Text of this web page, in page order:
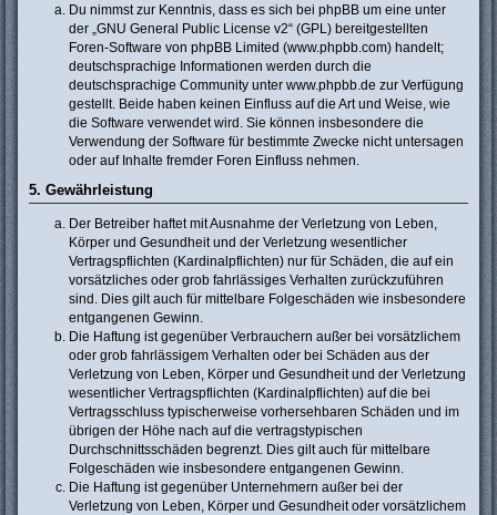
Du nimmst zur Kenntnis, dass es sich bei phpBB um eine unter
der „ GNU General Public License v2“ (GPL) bereitgestellten
Foren-Software von phpBB Limited (www.phpbb.com) handelt;
deutschsprachige Informationen werden durch die
deutschsprachige Community unter www.phpbb.de zur Verfügung
gestellt. Beide haben keinen Einfluss auf die Art und Weise, wie
die Software verwendet wird. Sie können insbesondere die
Verwendung der Software für bestimmte Zwecke nicht untersagen
oder auf Inhalte fremder Foren Einfluss nehmen.
5. Gewährleistung
Der Betreiber haftet mit Ausnahme der Verletzung von Leben,
Körper und Gesundheit und der Verletzung wesentlicher
Vertragspflichten (Kardinalpflichten) nur für Schäden, die auf ein
vorsätzliches oder grob fahrlässiges Verhalten zurückzuführen
sind. Dies gilt auch für mittelbare Folgeschäden wie insbesondere
entgangenen Gewinn.
Die Haftung ist gegenüber Verbrauchern außer bei vorsätzlichem
oder grob fahrlässigem Verhalten oder bei Schäden aus der
Verletzung von Leben, Körper und Gesundheit und der Verletzung
wesentlicher Vertragspflichten (Kardinalpflichten) auf die bei
Vertragsschluss typischerweise vorhersehbaren Schäden und im
übrigen der Höhe nach auf die vertragstypischen
Durchschnittsschäden begrenzt. Dies gilt auch für mittelbare
Folgeschäden wie insbesondere entgangenen Gewinn.
Die Haftung ist gegenüber Unternehmern außer bei der
Verletzung von Leben, Körper und Gesundheit oder vorsätzlichem